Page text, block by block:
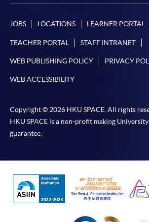
JOBS LOCATIONS LEARNER PORTAL
TEACHER PORTAL STAFF INTRANET
WEB PUBLISHING POLICY PRIVACY
WEB ACCESSIBILITY
Copyright © 2026 HKU SPACE. All rights
HKU SPACE is a non-profit making
guarantee.